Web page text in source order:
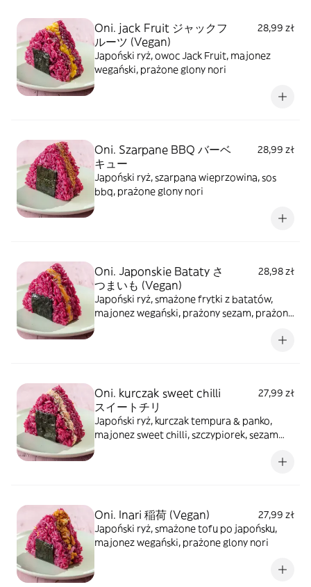
Oni. jack Fruit ジャックフ
ルーツ (Vegan)
28,99 zł
Japoński ryż, owoc Jack Fruit, majonez
wegański, prażone glony nori
Oni. Szarpane BBQ バーベ
キュー
28,99 zł
Japoński ryż, szarpana wieprzowina, sos
bbq, prażone glony nori
Oni. Japonskie Bataty さ
つまいも (Vegan)
28,98 zł
Japoński ryż, smażone frytki z batatów,
majonez wegański, prażony sezam, prażone
Oni. kurczak sweet chilli
スイートチリ
27,99 zł
Japoński ryż, kurczak tempura & panko,
majonez sweet chilli, szczypiorek, sezam
Oni. Inari 稲荷 (Vegan)
27,99 zł
Japoński ryż, smażone tofu po japońsku,
majonez wegański, prażone glony nori